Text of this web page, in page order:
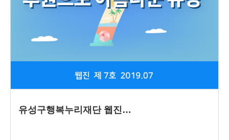
유성구행복누리재단 웹진…